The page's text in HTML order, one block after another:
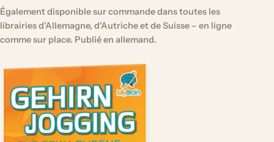
Également disponible sur commande dans toutes les
librairies d'Allemagne, d'Autriche et de Suisse – en ligne
comme sur place. Publié en allemand.